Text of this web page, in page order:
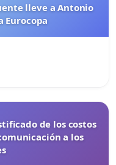
lleve a Antonio
Eurocopa
de los costos
a los